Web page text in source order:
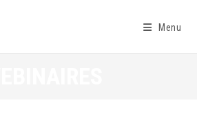
Menu